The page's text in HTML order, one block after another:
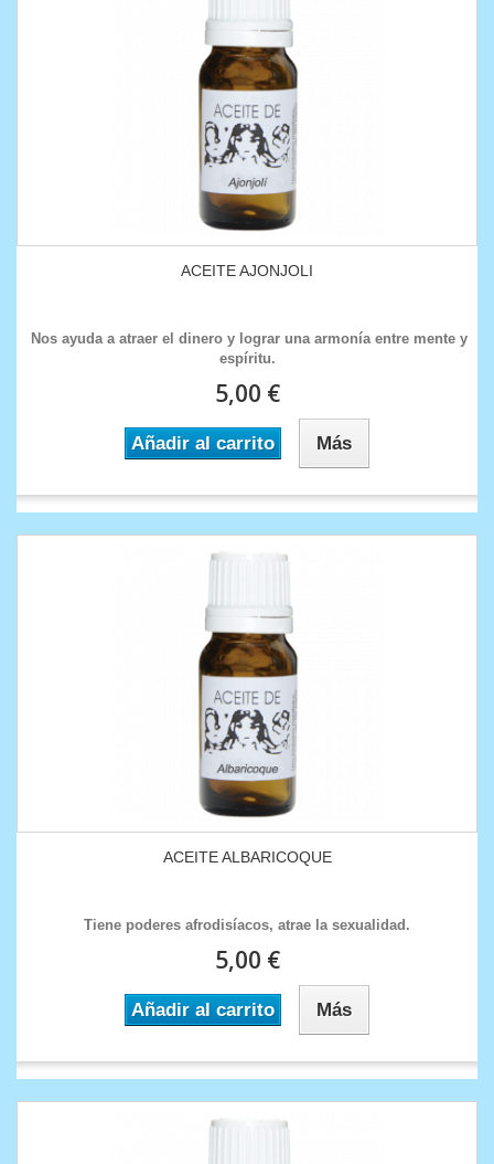
ACEITE AJONJOLI
Nos ayuda a atraer el dinero y lograr una armonía entre mente y
espíritu.
5,00 €
Añadir al carrito Más
ACEITE ALBARICOQUE
Tiene poderes afrodisíacos, atrae la sexualidad.
5,00 €
Añadir al carrito Más